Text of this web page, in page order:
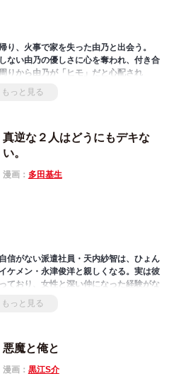
り、火事で家を失った由乃と出会う。
ない由乃の優しさに心を奪われ、付き合
りから由乃が「ヒモ」だと心配され
もっと見る
真逆な２人はどうにもデキな
い。
漫画： 多田基生
信がない派遣社員・天内紗智は、ひょん
ケメン・永津俊洋と親しくなる。実は彼
ており、女性と深い仲になった経験がな
もっと見る
悪魔と俺と
漫画： 黒江S介